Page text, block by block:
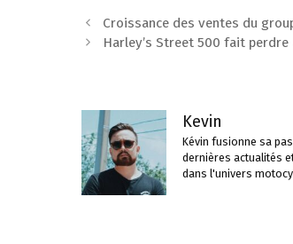
Navigation
des
Croissance des ventes du
Harley’s Street 500 fait
Kevin
Kévin fusionne sa
dernières actualités
dans l'univers